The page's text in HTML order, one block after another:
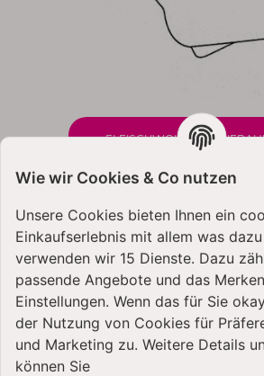
FLEISCHWOLF +
KUNDEN
FOLGENDE
BESTSELLER
Wie wir Cookies & Co nutzen
Unsere Cookies bieten Ihnen ein
Einkaufserlebnis mit allem was
verwenden wir 15 Dienste. Dazu
passende Angebote und das
Einstellungen. Wenn das für Sie
der Nutzung von Cookies für
und Marketing zu. Weitere Details
können Sie